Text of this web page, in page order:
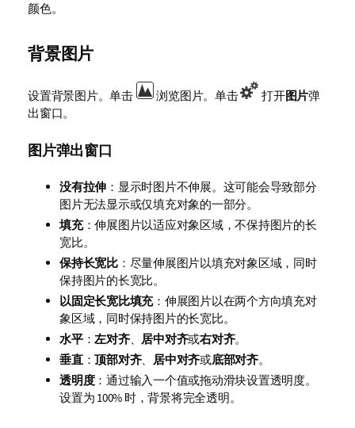
颜色。
背景图片
设置背景图片。单击 浏览图片。单击 打开图片弹
出窗口。
图片弹出窗口
没有拉伸 ：显示时图片不伸展。这可能会导致部分
图片无法显示或仅填充对象的一部分。
填充：伸展图片以适应对象区域，不保持图片的长
宽比。
保持长宽比：尽量伸展图片以填充对象区域，同时
保持图片的长宽比。
以固定长宽比填充：伸展图片以在两个方向填充对
象区域，同时保持图片的长宽比。
水平：左对齐、 居中对齐或右对齐。
垂直：顶部对齐、 居中对齐或底部对齐。
透明度：通过输入一个值或拖动滑块设置透明度。
设置为 100% 时，背景将完全透明。